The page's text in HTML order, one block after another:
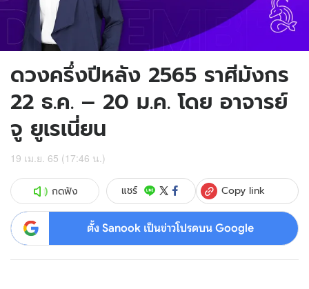
ดวงครึ่งปีหลัง 2565 ราศีมังกร
22 ธ.ค. – 20 ม.ค. โดย อาจารย์
จู ยูเรเนี่ยน
19 เม.ย. 65 (17:46 น.)
กดฟัง แชร์ Copy link
ตั้ง Sanook เป็นข่าวโปรดบน Google